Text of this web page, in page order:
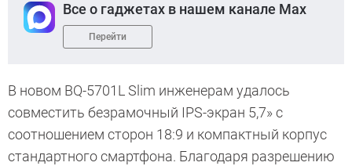
Все о гаджетах в нашем канале Max
Перейти
В новом BQ-5701L Slim инженерам удалось
совместить безрамочный IPS-экран 5,7» с
соотношением сторон 18:9 и компактный корпус
стандартного смартфона. Благодаря разрешению